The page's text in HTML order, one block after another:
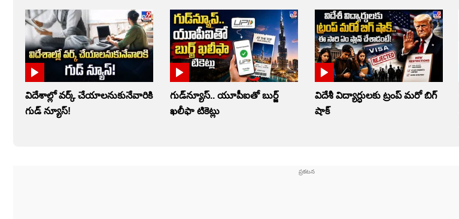
విదేశాల్లో వర్క్‌ చేయాలనుకునేవారికి
గుడ్‌ న్యూస్‌!
గుడ్‌న్యూస్.. యూపీఐతో బుర్జ్
ఖలీఫా టికెట్లు
విదేశీ విద్యార్ధులకు ట్రంప్‌ మరో బిగ్‌
షాక్‌